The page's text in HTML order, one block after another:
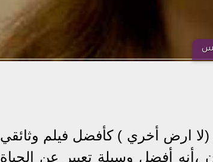
(لا ارض أخري ) كأفضل فيلم وثائقي
المليون ،أنه أفضل وسيلة تعبير عن الحياة